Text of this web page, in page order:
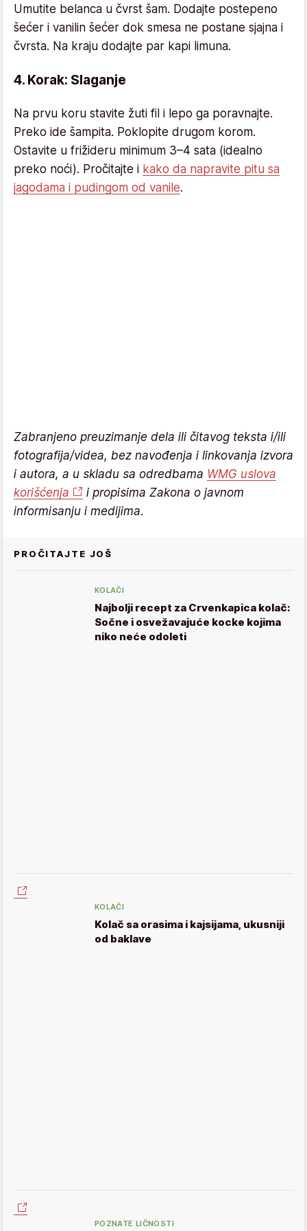
Umutite belanca u čvrst šam. Dodajte postepeno
šećer i vanilin šećer dok smesa ne postane sjajna i
čvrsta. Na kraju dodajte par kapi limuna.
4. Korak: Slaganje
Na prvu koru stavite žuti fil i lepo ga poravnajte.
Preko ide šampita. Poklopite drugom korom.
Ostavite u frižideru minimum 3–4 sata (idealno
preko noći). Pročitajte i kako da napravite pitu sa
jagodama i pudingom od vanile.
Zabranjeno preuzimanje dela ili čitavog teksta i/ili
fotografija/videa, bez navođenja i linkovanja izvora
i autora, a u skladu sa odredbama WMG uslova
korišćenja
i propisima Zakona o javnom
informisanju i medijima.
PROČITAJTE JOŠ
KOLAČI
Najbolji recept za Crvenkapica kolač:
Sočne i osvežavajuće kocke kojima
niko neće odoleti
KOLAČI
Kolač sa orasima i kajsijama, ukusniji
od baklave
POZNATE LIČNOSTI